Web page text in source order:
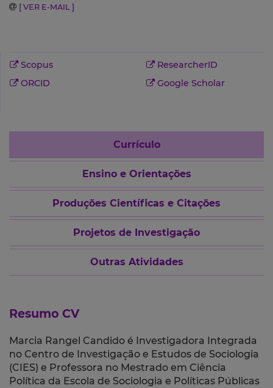
[ VER E-MAIL ]
Scopus
ResearcherID
ORCID
Google Scholar
Currículo
Ensino e Orientações
Produções Científicas e Citações
Projetos de Investigação
Outras Atividades
Resumo CV
Marcia Rangel Candido é Investigadora Integrada
no Centro de Investigação e Estudos de Sociologia
(CIES) e Professora no Mestrado em Ciência
Política da Escola de Sociologia e Políticas Públicas